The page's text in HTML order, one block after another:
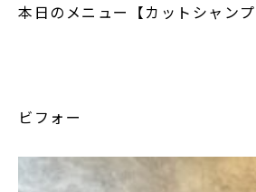
本日のメニュー【カットシャンプ
ビフォー